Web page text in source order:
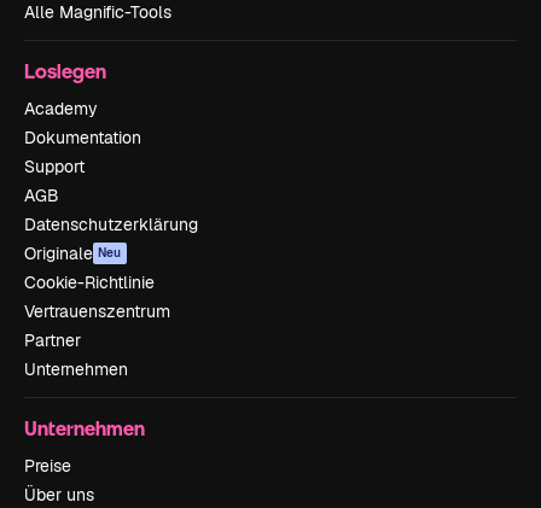
Alle Magnific-Tools
Loslegen
Academy
Dokumentation
Support
AGB
Datenschutzerklärung
Originale Neu
Cookie-Richtlinie
Vertrauenszentrum
Partner
Unternehmen
Unternehmen
Preise
Über uns